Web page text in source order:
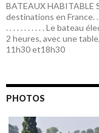
BATEAUX HABITABLE
destinations en France. .
. . . . . . . . . . . Le bateau
2 heures, avec une
11h30 et18h30
PHOTOS